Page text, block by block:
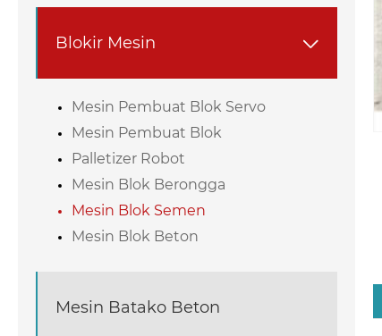
Blokir Mesin 
Mesin Pembuat Blok Servo
Mesin Pembuat Blok
Palletizer Robot
Mesin Blok Berongga
Mesin Blok Semen
Mesin Blok Beton
Mesin Batako Beton